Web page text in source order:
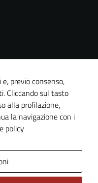
previo consenso,
Cliccando sul tasto
alla profilazione,
la navigazione con i
policy